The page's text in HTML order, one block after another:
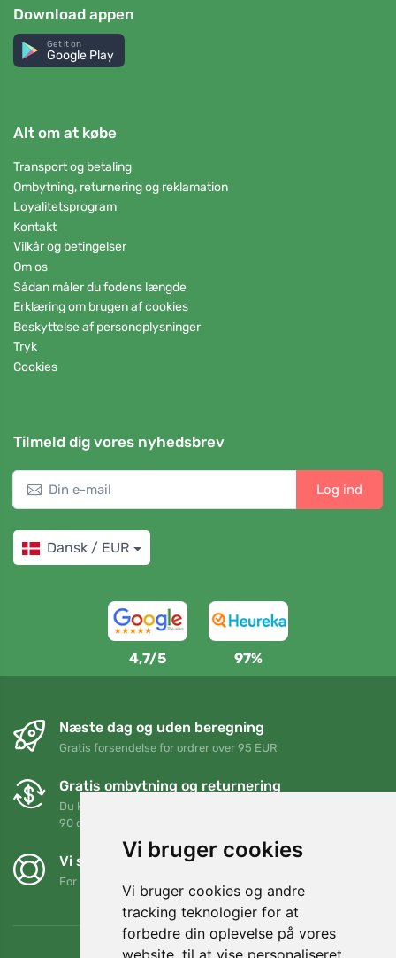
Vi bruger cookies
Vi bruger cookies og andre
tracking teknologier for at
forbedre din oplevelse på vores
website, til at vise personaliseret
Download appen
Get it on
Google Play
Alt om at købe
Transport og betaling
Ombytning, returnering og reklamation
Loyalitetsprogram
Kontakt
Vilkår og betingelser
Om os
Sådan måler du fodens længde
Erklæring om brugen af cookies
Beskyttelse af personoplysninger
Tryk
Cookies
Tilmeld dig vores nyhedsbrev
Log ind
Dansk / EUR
4,7/5 97%
Næste dag og uden beregning
Gratis forsendelse for ordrer over 95 EUR
Gratis ombytning og returnering
Du kan returnere eller bytte din ordre når som helst inden for
90 dage
Vi støtter Trees.org
For hver ordre planter vi et træ! Læs mere